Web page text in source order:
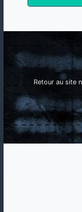
Retour au site